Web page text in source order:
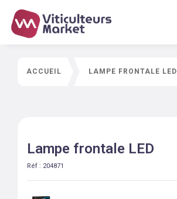
ACCUEIL LAMPE FRONTALE LED
Lampe frontale LED
Réf : 204871